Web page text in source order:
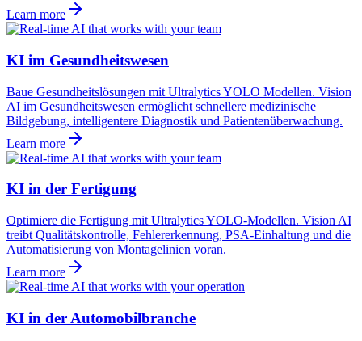
Learn more
KI im Gesundheitswesen
Baue Gesundheitslösungen mit Ultralytics YOLO Modellen. Vision
AI im Gesundheitswesen ermöglicht schnellere medizinische
Bildgebung, intelligentere Diagnostik und Patientenüberwachung.
Learn more
KI in der Fertigung
Optimiere die Fertigung mit Ultralytics YOLO-Modellen. Vision AI
treibt Qualitätskontrolle, Fehlererkennung, PSA-Einhaltung und die
Automatisierung von Montagelinien voran.
Learn more
KI in der Automobilbranche